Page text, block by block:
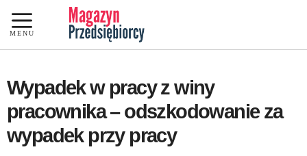
Przejdź
do
treści
MENU
Wypadek w pracy z winy
pracownika – odszkodowanie za
wypadek przy pracy